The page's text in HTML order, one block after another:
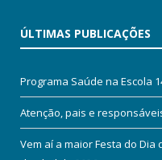
ÚLTIMAS PUBLICAÇÕES
Programa Saúde na Escola
Atenção, pais e
Vem aí a maior Festa do Dia